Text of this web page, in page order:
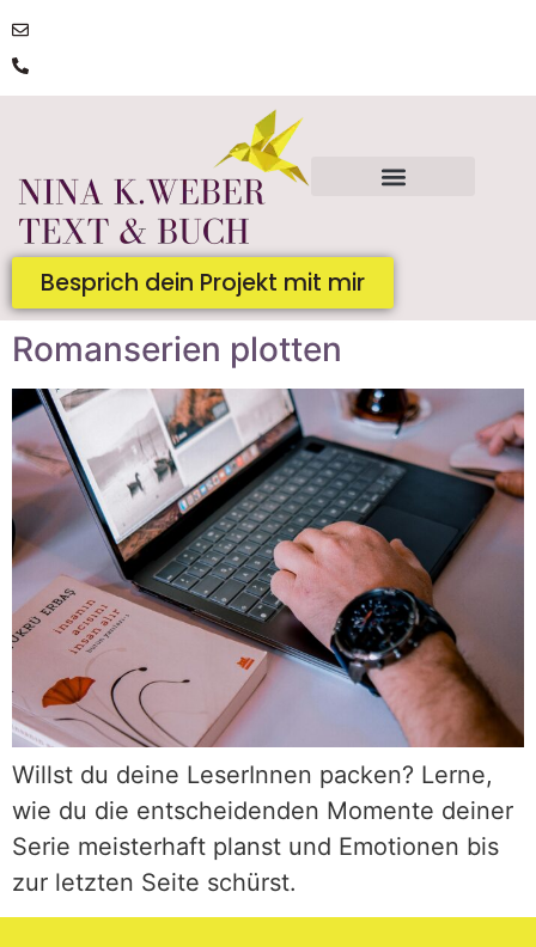
Besprich dein Projekt mit mir
Romanserien plotten
Willst du deine LeserInnen packen? Lerne,
wie du die entscheidenden Momente deiner
Serie meisterhaft planst und Emotionen bis
zur letzten Seite schürst.